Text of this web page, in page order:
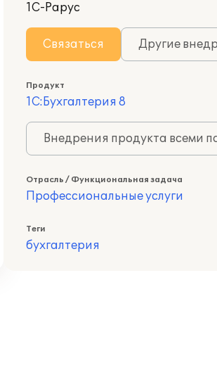
1С-Рарус
Связаться Другие
Продукт
1С:Бухгалтерия 8
Внедрения продукта всеми
Отрасль / Функциональная задача
Профессиональные услуги
Теги
бухгалтерия